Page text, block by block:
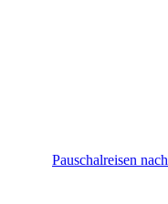
Pauschalreisen